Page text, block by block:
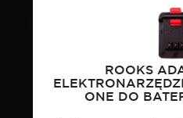
ROOKS
ONE DO